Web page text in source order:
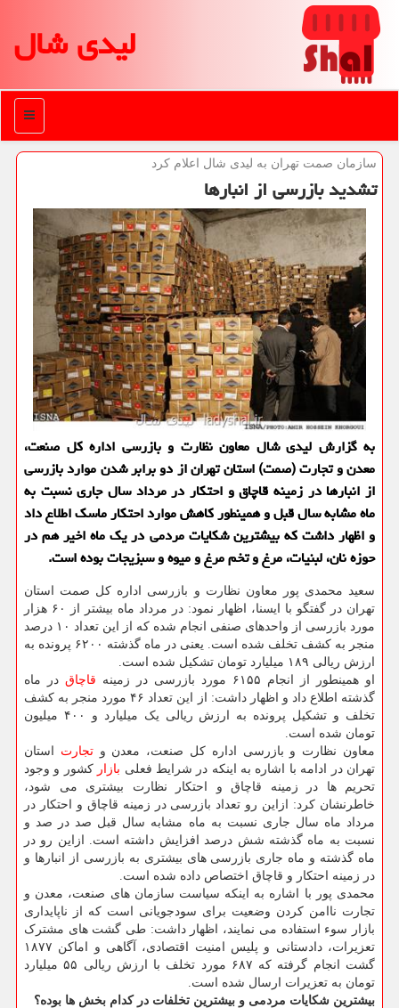
لیدی شال
منو
سازمان صمت تهران به لیدی شال اعلام كرد
تشدید بازرسی از انبارها
به گزارش لیدی شال معاون نظارت و بازرسی اداره كل صنعت،
معدن و تجارت (صمت) استان تهران از دو برابر شدن موارد بازرسی
از انبارها در زمینه قاچاق و احتكار در مرداد سال جاری نسبت به
ماه مشابه سال قبل و همینطور كاهش موارد احتكار ماسك اطلاع داد
و اظهار داشت كه بیشترین شكایات مردمی در یك ماه اخیر هم در
حوزه نان، لبنیات، مرغ و تخم مرغ و میوه و سبزیجات بوده است.
سعید محمدی پور معاون نظارت و بازرسی اداره کل صمت استان
تهران در گفتگو با ایسنا، اظهار نمود: در مرداد ماه بیشتر از ۶۰ هزار
مورد بازرسی از واحدهای صنفی انجام شده که از این تعداد ۱۰ درصد
منجر به کشف تخلف شده است. یعنی در ماه گذشته ۶۲۰۰ پرونده به
ارزش ریالی ۱۸۹ میلیارد تومان تشکیل شده است.
او همینطور از انجام ۶۱۵۵ مورد بازرسی در زمینه
قاچاق در ماه
گذشته اطلاع داد و اظهار داشت: از این تعداد ۴۶ مورد منجر به کشف
تخلف و تشکیل پرونده به ارزش ریالی یک میلیارد و ۴۰۰ میلیون
تومان شده است.
معاون نظارت و بازرسی اداره کل صنعت، معدن وتجارت استان
تهران در ادامه با اشاره به اینکه در شرایط فعلی بازار کشور و وجود
تحریم ها در زمینه قاچاق و احتکار نظارت بیشتری می شود،
خاطرنشان کرد: ازاین رو تعداد بازرسی در زمینه قاچاق و احتکار در
مرداد ماه سال جاری نسبت به ماه مشابه سال قبل صد در صد و
نسبت به ماه گذشته شش درصد افزایش داشته است. ازاین رو در
ماه گذشته و ماه جاری بازرسی های بیشتری به بازرسی از انبارها و
در زمینه احتکار و قاچاق اختصاص داده شده است.
محمدی پور با اشاره به اینکه سیاست سازمان های صنعت، معدن و
تجارت ناامن کردن وضعیت برای سودجویانی است که از ناپایداری
بازار سوء استفاده می نمایند، اظهار داشت: طی گشت های مشترک
تعزیرات، دادستانی و پلیس امنیت اقتصادی، آگاهی و اماکن ۱۸۷۷
گشت انجام گرفته که ۶۸۷ مورد تخلف با ارزش ریالی ۵۵ میلیارد
تومان به تعزیرات ارسال شده است.
بیشترین شکایات مردمی و بیشترین تخلفات در کدام بخش ها بوده؟